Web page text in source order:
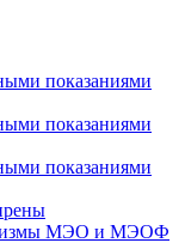
показаниями
показаниями
показаниями
МЭО и МЭОФ